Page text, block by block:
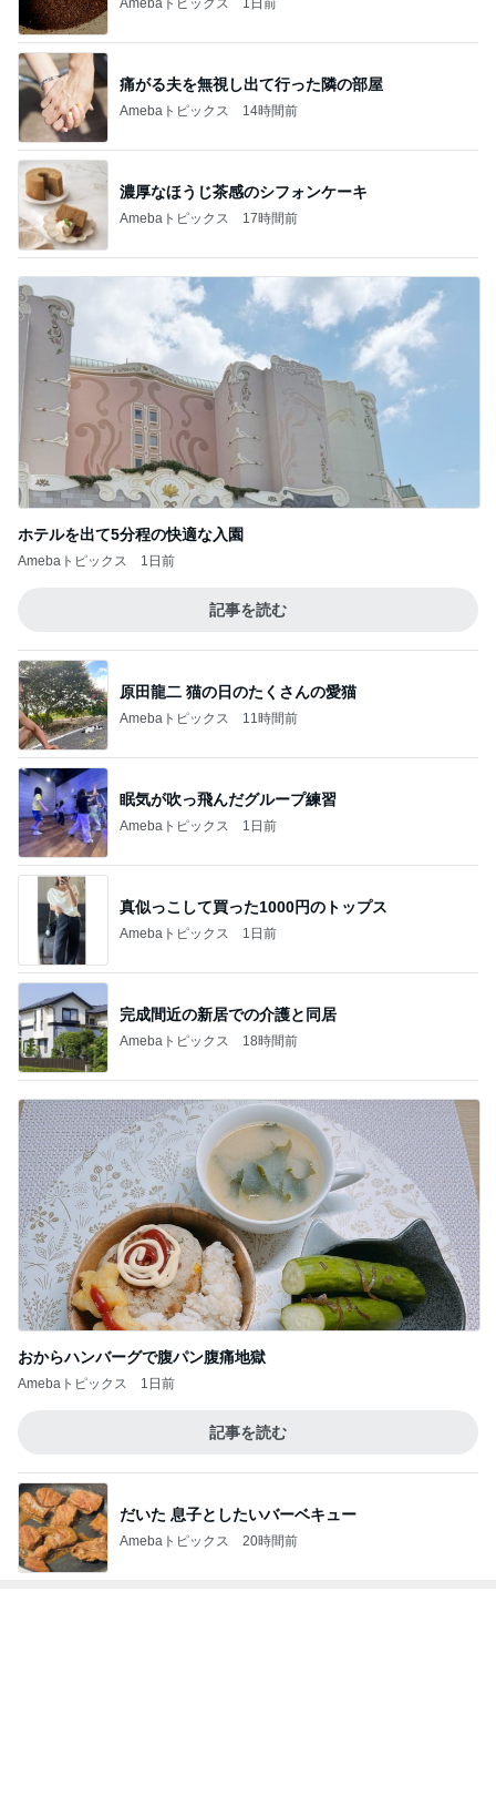
痛がる夫を無視し出て行った隣の部屋
Amebaトピックス 14時間前
濃厚なほうじ茶感のシフォンケーキ
Amebaトピックス 17時間前
ホテルを出て5分程の快適な入園
Amebaトピックス 1日前
記事を読む
原田龍二 猫の日のたくさんの愛猫
Amebaトピックス 11時間前
眠気が吹っ飛んだグループ練習
Amebaトピックス 1日前
真似っこして買った1000円のトップス
Amebaトピックス 1日前
完成間近の新居での介護と同居
Amebaトピックス 18時間前
おからハンバーグで腹パン腹痛地獄
Amebaトピックス 1日前
記事を読む
だいた 息子としたいバーベキュー
Amebaトピックス 20時間前